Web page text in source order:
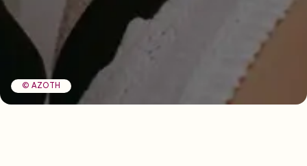
© AZOTH